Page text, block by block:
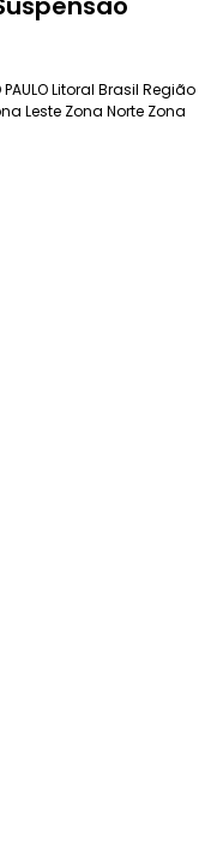
Litoral Brasil Região
Leste Zona Norte Zona